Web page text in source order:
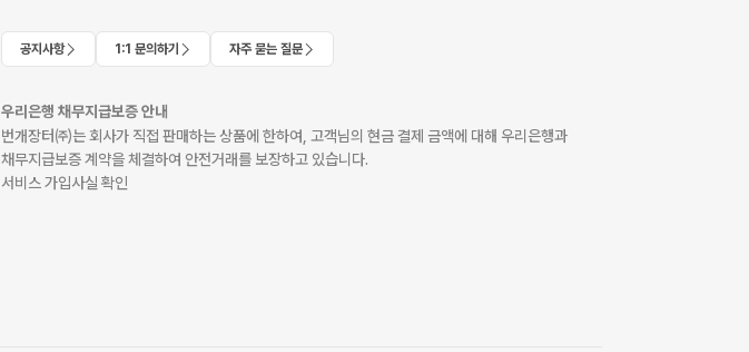
공지사항 1:1 문의하기 자주 묻는 질문
우리은행 채무지급보증 안내
번개장터㈜는 회사가 직접 판매하는 상품에 한하여, 고객님의 현금 결제 금액에 대해 우리은행과
채무지급보증 계약을 체결하여 안전거래를 보장하고 있습니다.
서비스 가입사실 확인